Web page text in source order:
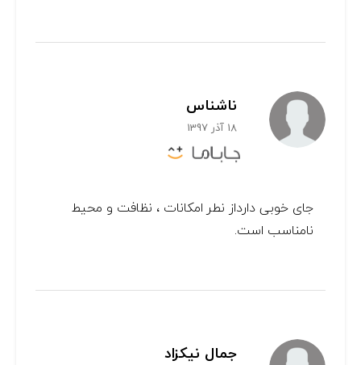
ناشناس
18 آذر 1397
جای خوبی دارداز نطر امکانات ، نظافت و محیط
نامناسب است.
جمال نیکزاد